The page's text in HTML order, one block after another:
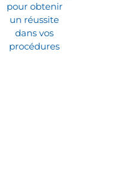
pour obtenir
un réussite
dans vos
procédures